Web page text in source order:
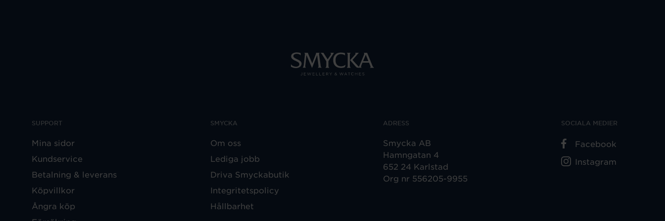
SUPPORT
Mina sidor
Kundservice
Betalning & leverans
Köpvillkor
Ångra köp
SMYCKA
Om oss
Lediga jobb
Driva Smyckabutik
Integritetspolicy
Hållbarhet
ADRESS
Smycka AB
Hamngatan 4
652 24 Karlstad
Org nr 556205-9955
SOCIALA MEDIER
Facebook
Instagram